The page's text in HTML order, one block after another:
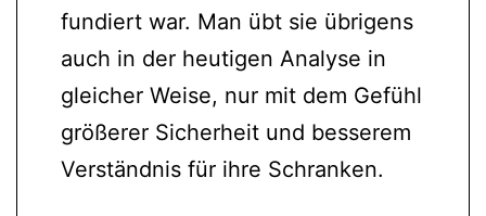
fundiert war. Man übt sie übrigens
auch in der heutigen Analyse in
gleicher Weise, nur mit dem Gefühl
größerer Sicherheit und besserem
Verständnis für ihre Schranken.